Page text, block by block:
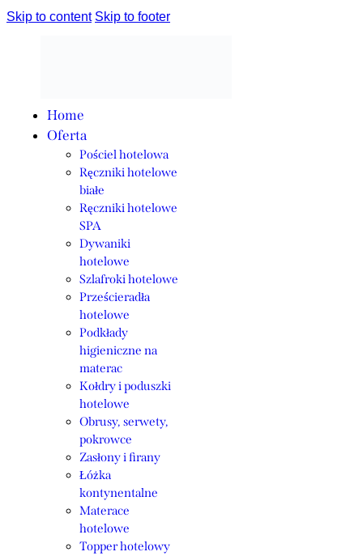
Skip to content Skip to footer
Home
Oferta
Pościel hotelowa
Ręczniki hotelowe
białe
Ręczniki hotelowe
SPA
Dywaniki
hotelowe
Szlafroki hotelowe
Prześcieradła
hotelowe
Podkłady
higieniczne na
materac
Kołdry i poduszki
hotelowe
Obrusy, serwety,
pokrowce
Zasłony i firany
Łóżka
kontynentalne
Materace
hotelowe
Topper hotelowy